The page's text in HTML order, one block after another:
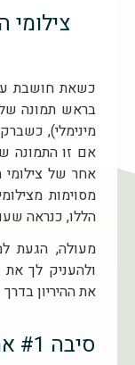
צילומי
כשאת חושבת על
בראש תמונה
מינימלי),
אם זו התמונה
אחר של צילומי
מסוימות
הללו, כנראה
מעולה, הגעת
ולהעניק לך
את ההיריון
סיבה #1 את לא חייבת להיות דוגמנית